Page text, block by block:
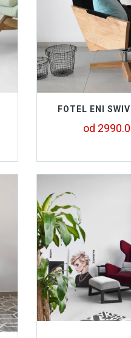
FOTEL ENI
od